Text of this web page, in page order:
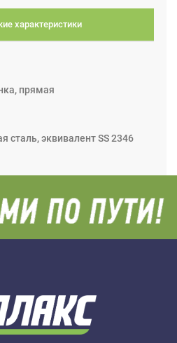
характеристики
прямая
эквивалент SS 2346